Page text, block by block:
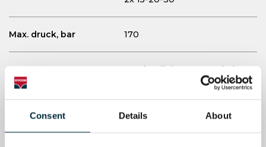
Consent Details About
Max. druck, bar 170
Motor
Lombardini, Water cooled,
3 cyl, 26 HP diesel
Starter Elektrisch